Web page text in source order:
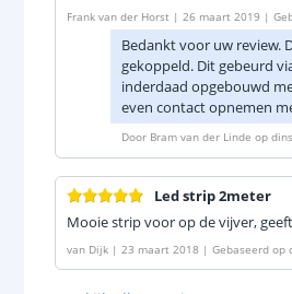
Frank van der Horst | 26 maart 2019 |
Bedankt voor uw review.
gekoppeld. Dit gebeurd
inderdaad opgebouwd
even contact opnemen
Door Bram van der Linde op
Led strip 2meter
Mooie strip voor op de vijver,
van Dijk | 23 maart 2018 | Gebaseerd op